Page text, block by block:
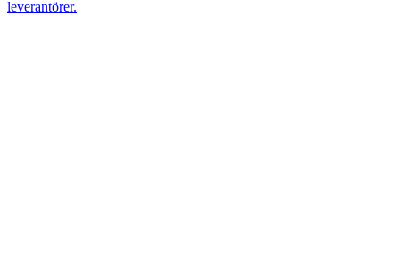
leverantörer.